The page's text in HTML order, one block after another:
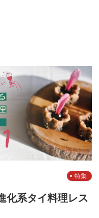
特集
化系タイ料理レス